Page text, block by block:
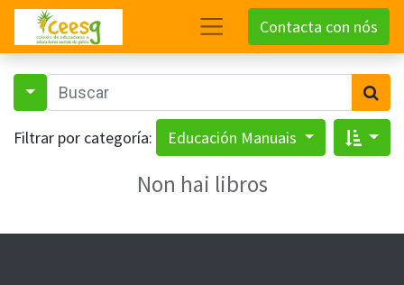
Contacta con nós
Filtrar por categoría: Educación Manuais
Non hai libros